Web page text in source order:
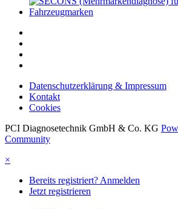
Datenschutzerklärung & Impressum
Kontakt
Cookies
PCI Diagnosetechnik GmbH & Co. KG
Community
×
Bereits registriert? Anmelden
Jetzt registrieren